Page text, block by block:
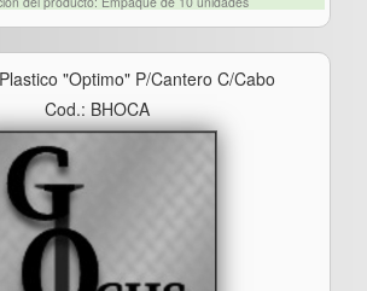
"optimo" P/cantero C/cabo
Cod.: BHOCA